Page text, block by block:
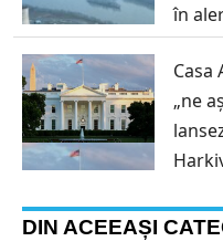
în
Casa
„ne
DIN ACEEAȘI